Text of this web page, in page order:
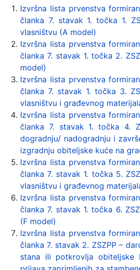
Izvršna lista prvenstva
članka 7. stavak 1. točka 1.
vlasništvu (A model)
Izvršna lista prvenstva
članka 7. stavak 1. točka 2.
model)
Izvršna lista prvenstva
članka 7. stavak 1. točka 3.
vlasništvu i građevnog
Izvršna lista prvenstva
članka 7. stavak 1. točka 4.
dogradnju/ nadogradnju i
izgradnju obiteljske kuće na
Izvršna lista prvenstva
članka 7. stavak 1. točka 5.
vlasništvu i građevnog
Izvršna lista prvenstva
članka 7. stavak 1. točka 6.
(F model)
Izvršna lista prvenstva
članka 7. stavak 2. ZSZPP –
stana ili potkrovlja obiteljske